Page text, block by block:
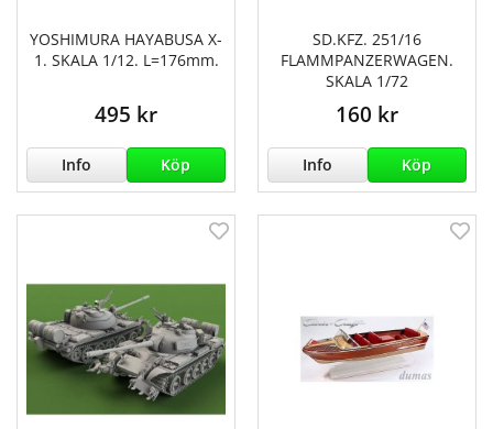
YOSHIMURA HAYABUSA X-
1. SKALA 1/12. L=176mm.
495 kr
Info Köp
SD.KFZ. 251/16
FLAMMPANZERWAGEN.
SKALA 1/72
160 kr
Info Köp